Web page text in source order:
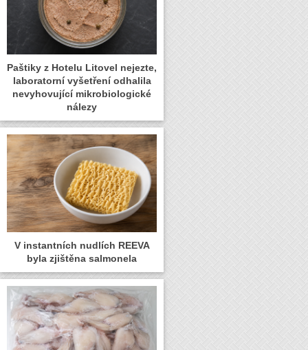
Paštiky z Hotelu Litovel nejezte,
laboratorní vyšetření odhalila
nevyhovující mikrobiologické
nálezy
V instantních nudlích REEVA
byla zjištěna salmonela